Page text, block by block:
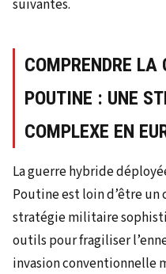
suivantes.
COMPRENDRE LA
POUTINE : UNE
COMPLEXE EN
La guerre hybride
Poutine est loin d’être un
stratégie militaire
outils pour fragiliser
invasion conventionnelle